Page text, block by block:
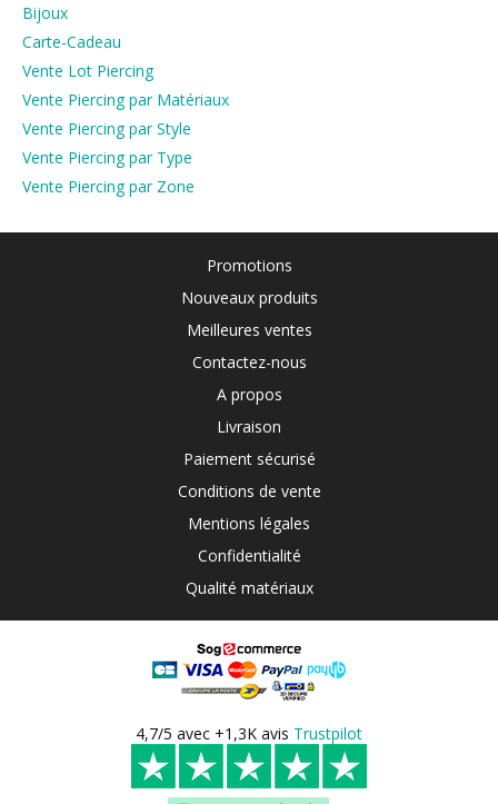
Bijoux
Carte-Cadeau
Vente Lot Piercing
Vente Piercing par Matériaux
Vente Piercing par Style
Vente Piercing par Type
Vente Piercing par Zone
Promotions
Nouveaux produits
Meilleures ventes
Contactez-nous
A propos
Livraison
Paiement sécurisé
Conditions de vente
Mentions légales
Confidentialité
Qualité matériaux
4,7/5 avec +1,3K avis Trustpilot